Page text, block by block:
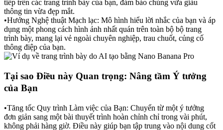
tiếp trên các trang trình bày của bạn, đảm bảo chúng vừa giàu
thông tin vừa đẹp mắt.
•Hướng Nghệ thuật Mạch lạc: Mô hình hiểu lời nhắc của bạn và áp
dụng một phong cách hình ảnh nhất quán trên toàn bộ bộ trang
trình bày, mang lại vẻ ngoài chuyên nghiệp, trau chuốt, củng cố
thông điệp của bạn.
Tại sao Điều này Quan trọng: Nâng tầm Ý tưởng
của Bạn
•Tăng tốc Quy trình Làm việc của Bạn: Chuyển từ một ý tưởng
đơn giản sang một bài thuyết trình hoàn chỉnh chỉ trong vài phút,
không phải hàng giờ. Điều này giúp bạn tập trung vào nội dung cốt